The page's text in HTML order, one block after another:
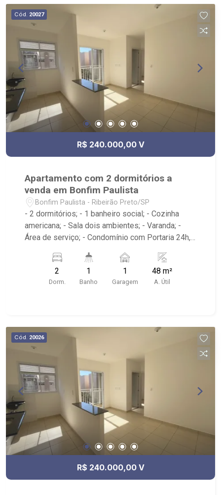
Cód. 20027
R$ 240.000,00 V
Apartamento com 2 dormitórios a
venda em Bonfim Paulista
Bonfim Paulista - Ribeirão Preto/SP
- 2 dormitórios; - 1 banheiro social; - Cozinha
americana; - Sala dois ambientes; - Varanda; -
Área de serviço; - Condomínio com Portaria 24h,
Próximo à DaniBe FullStore, Bola na Grama
Bonfim, Baterias Batex, supermercado Gricki e
Centro de Bonfim;
2
Dorm.
1
Banho
1
Garagem
48 m²
A. Útil
Cód. 20026
R$ 240.000,00 V